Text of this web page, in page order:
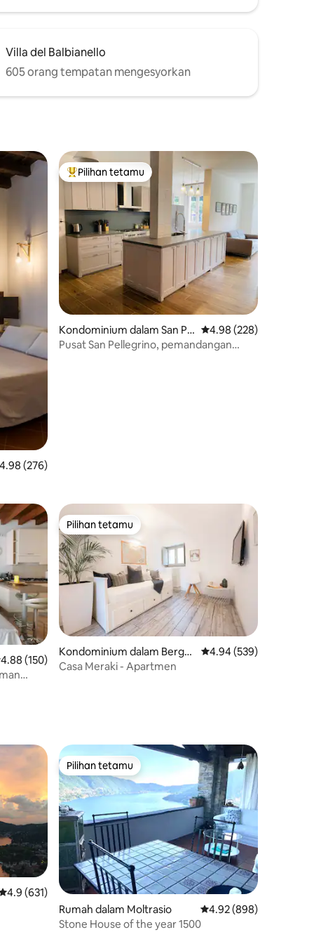
Villa del Balbianello
605 orang tempatan mengesyorkan
purata 4.98 daripada 5, 276 ulasan
4.98 (276)
Pilihan utama tetamu
Pilihan tetamu
Kondominium dalam San Pel
legrino Terme
Penarafan purata 4.98
4.98 (228)
Pusat San Pellegrino, pemandangan
purata 4.88 daripada 5, 150 ulasan
4.88 (150)
Pilihan tetamu
Pilihan tetamu
Kondominium dalam Berga
mo
Penarafan purata 4.94
4.94 (539)
Casa Meraki - Apartmen
purata 4.9 daripada 5, 631 ulasan
4.9 (631)
Pilihan tetamu
Pilihan tetamu
Rumah dalam Moltrasio Penarafan purata 4.92
4.92 (898)
Stone House of the year 1500